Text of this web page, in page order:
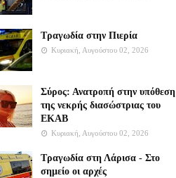
Τραγωδία στην Πιερία
Κυριακή, Αυγούστου 02, 2026
Σύρος: Ανατροπή στην υπόθεση
της νεκρής διασώστριας του
ΕΚΑΒ
Κυριακή, Αυγούστου 02, 2026
Τραγωδία στη Λάρισα - Στο
σημείο οι αρχές